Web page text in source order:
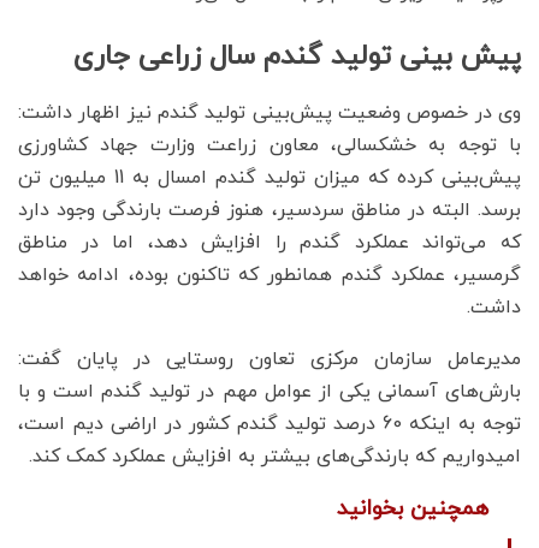
پیش بینی تولید گندم سال زراعی جاری
وی در خصوص وضعیت پیش‌بینی تولید گندم نیز اظهار داشت:
با توجه به خشکسالی، معاون زراعت وزارت جهاد کشاورزی
پیش‌بینی کرده که میزان تولید گندم امسال به 11 میلیون تن
برسد. البته در مناطق سردسیر، هنوز فرصت بارندگی وجود دارد
که می‌تواند عملکرد گندم را افزایش دهد، اما در مناطق
گرمسیر، عملکرد گندم همانطور که تاکنون بوده، ادامه خواهد
داشت.
مدیرعامل سازمان مرکزی تعاون روستایی در پایان گفت:
بارش‌های آسمانی یکی از عوامل مهم در تولید گندم است و با
توجه به اینکه 60 درصد تولید گندم کشور در اراضی دیم است،
امیدواریم که بارندگی‌های بیشتر به افزایش عملکرد کمک کند.
همچنین بخوانید